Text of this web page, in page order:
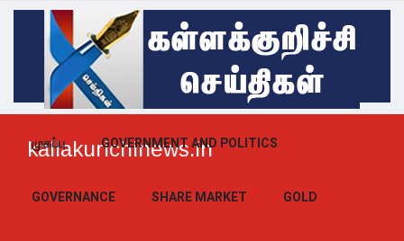
kallakurichinews.in
முகப்பு GOVERNMENT AND POLITICS
GOVERNANCE SHARE MARKET GOLD